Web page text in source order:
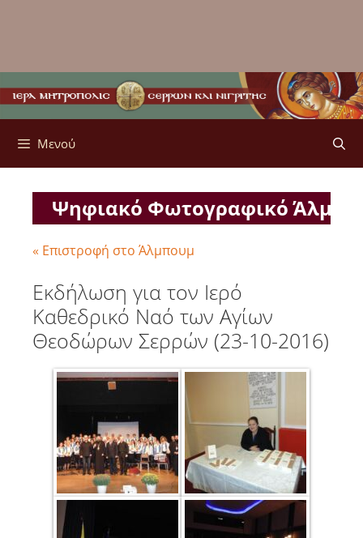
Μενού
Ψηφιακό Φωτογραφικό
« Επιστροφή στο Άλμπουμ
Εκδήλωση για τον Ιερό
Καθεδρικό Ναό των Αγίων
Θεοδώρων Σερρών (23-10-2016)